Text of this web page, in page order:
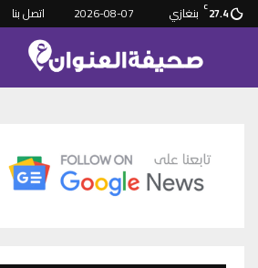
27.4
C بنغازي 2026-08-07 اتصل بنا